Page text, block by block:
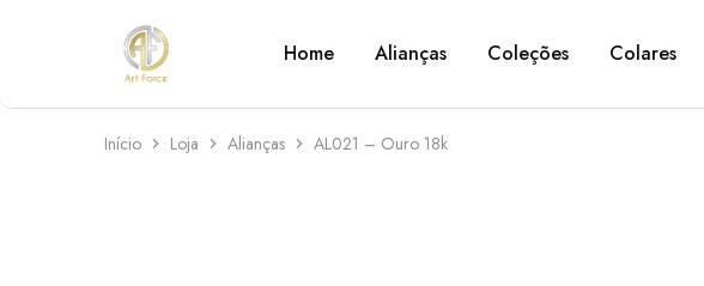
Art
Force
Semijoias
personalizadas
Home Alianças Coleções Colares
Início Loja Alianças AL021 – Ouro 18k